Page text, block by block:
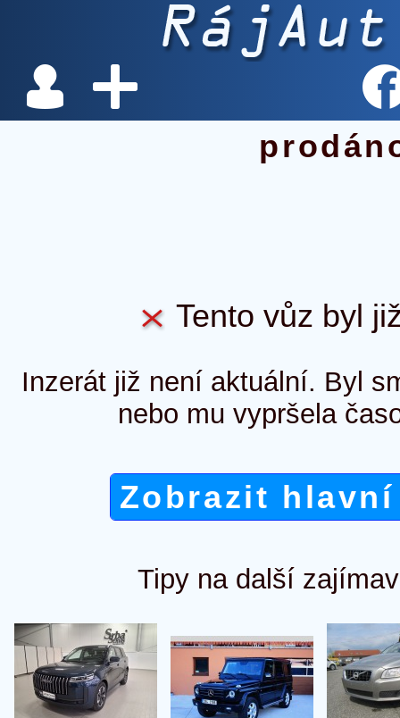
Tento vůz byl
Inzerát již není aktuální. Byl
nebo mu vypršela
Zobrazit
Tipy na další